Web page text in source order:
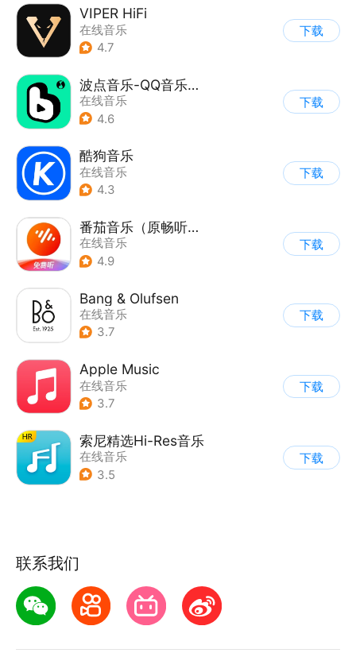
VIPER HiFi
在线音乐
4.7
下载
波点音乐-QQ音乐简洁版
在线音乐
4.6
下载
酷狗音乐
在线音乐
4.3
下载
番茄音乐（原畅听音乐）
在线音乐
4.9
下载
Bang & Olufsen
在线音乐
3.7
下载
Apple Music
在线音乐
3.7
下载
索尼精选Hi-Res音乐
在线音乐
3.5
下载
联系我们